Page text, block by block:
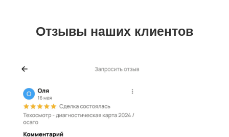
Отзывы наших клиентов